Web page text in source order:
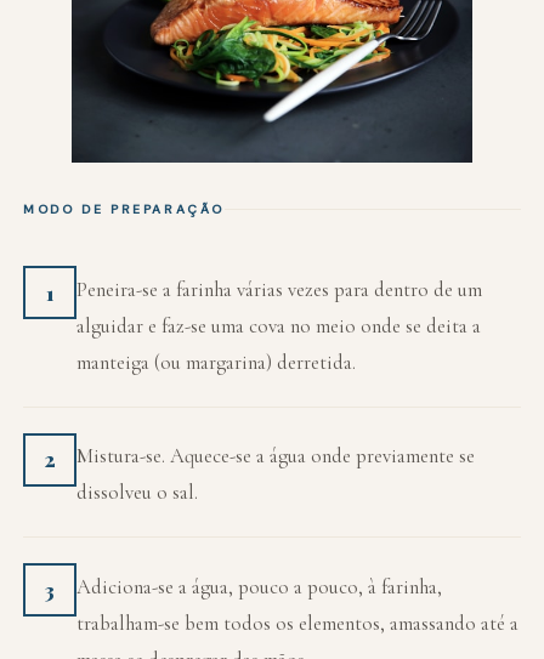
MODO DE PREPARAÇÃO
1
Peneira-se a farinha várias vezes para dentro de um
alguidar e faz-se uma cova no meio onde se deita a
manteiga (ou margarina) derretida.
2
Mistura-se. Aquece-se a água onde previamente se
dissolveu o sal.
3
Adiciona-se a água, pouco a pouco, à farinha,
trabalham-se bem todos os elementos, amassando até a